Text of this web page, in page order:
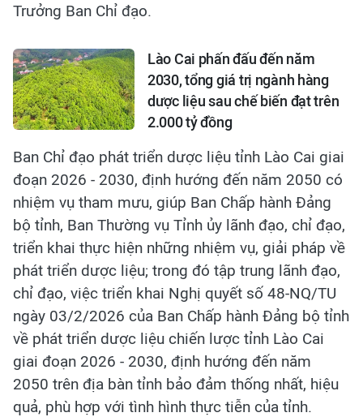
Trưởng Ban Chỉ đạo.
Lào Cai phấn đấu đến năm
2030, tổng giá trị ngành hàng
dược liệu sau chế biến đạt trên
2.000 tỷ đồng
Ban Chỉ đạo phát triển dược liệu tỉnh Lào Cai giai
đoạn 2026 - 2030, định hướng đến năm 2050 có
nhiệm vụ tham mưu, giúp Ban Chấp hành Đảng
bộ tỉnh, Ban Thường vụ Tỉnh ủy lãnh đạo, chỉ đạo,
triển khai thực hiện những nhiệm vụ, giải pháp về
phát triển dược liệu; trong đó tập trung lãnh đạo,
chỉ đạo, việc triển khai Nghị quyết số 48-NQ/TU
ngày 03/2/2026 của Ban Chấp hành Đảng bộ tỉnh
về phát triển dược liệu chiến lược tỉnh Lào Cai
giai đoạn 2026 - 2030, định hướng đến năm
2050 trên địa bàn tỉnh bảo đảm thống nhất, hiệu
quả, phù hợp với tình hình thực tiễn của tỉnh.